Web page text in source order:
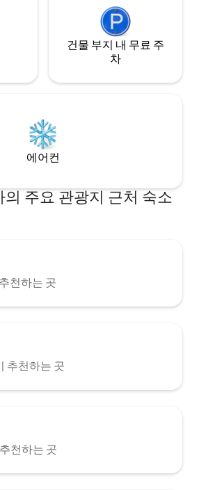
는 건물입니다. 거리
인디사 클리닉을 찾
에서 볼 수 있습니다.
다. 차량이 있
지 도보로 10분 거
에 위치한 훌륭한
즈, 야채 가게와 신선
, 조리 식품을 구입할
와인을 가장 저렴한
좋은 매우 멋지고 주
스토발 언덕, 아파트
건물 부지 내 무료 주
차
에어컨
주요 관광지 근처 숙소
천하는 곳
추천하는 곳
천하는 곳